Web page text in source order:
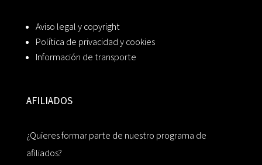
Aviso legal y copyright
Política de privacidad y cookies
Información de transporte
AFILIADOS
¿Quieres formar parte de nuestro programa de
afiliados?